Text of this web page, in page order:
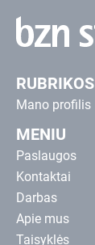
RUBRIKOS
Mano profilis
MENIU
Paslaugos
Kontaktai
Darbas
Apie mus
Taisyklės